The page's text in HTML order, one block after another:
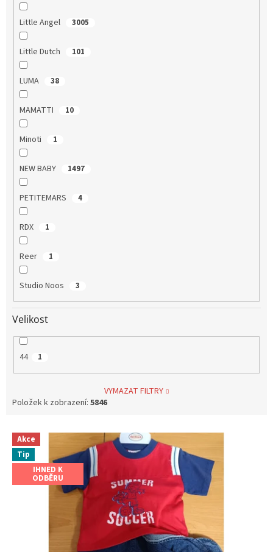
Little Angel 3005
Little Dutch 101
LUMA 38
MAMATTI 10
Minoti 1
NEW BABY 1497
PETITEMARS 4
RDX 1
Reer 1
Studio Noos 3
Velikost
44 1
VYMAZAT FILTRY
Položek k zobrazení: 5846
V
p
Akce
Tip
IHNED K
ODBĚRU